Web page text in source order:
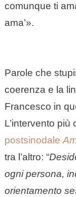
comunque ti
ama’».
Parole che
coerenza e la
Francesco in
L’intervento più
postsinodale
tra l’altro: “
ogni persona,
orientamento